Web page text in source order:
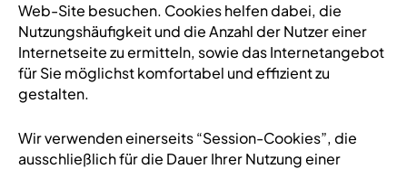
Web-Site besuchen. Cookies helfen dabei, die
Nutzungshäufigkeit und die Anzahl der Nutzer einer
Internetseite zu ermitteln, sowie das Internetangebot
für Sie möglichst komfortabel und effizient zu
gestalten.
Wir verwenden einerseits “Session-Cookies”, die
ausschließlich für die Dauer Ihrer Nutzung einer